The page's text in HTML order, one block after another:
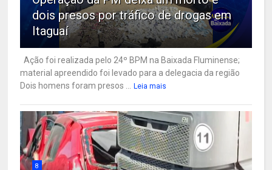
dois presos por tráfico de drogas em
Itaguaí
Ação foi realizada pelo 24º BPM na Baixada Fluminense;
material apreendido foi levado para a delegacia da região
Dois homens foram presos ...
Leia mais
8